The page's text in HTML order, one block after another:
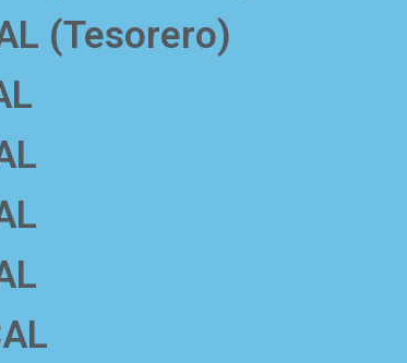
(Tesorero)